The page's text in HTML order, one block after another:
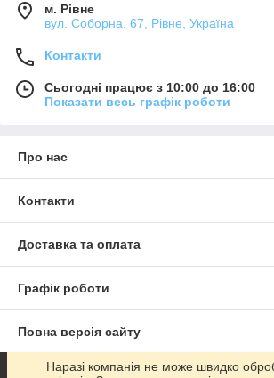
м. Рівне
вул. Соборна, 67, Рівне, Україна
Контакти
Сьогодні працює з 10:00 до 16:00
Показати весь графік роботи
Про нас
Контакти
Доставка та оплата
Графік роботи
Повна версія сайту
Наразі компанія не може швидко